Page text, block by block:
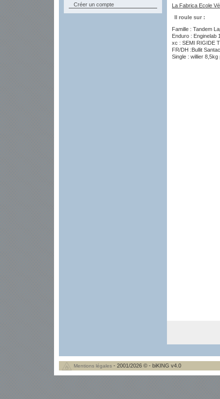
Créer un compte
La Fabrica Ecole
Il roule sur :
Famille : Tandem
Enduro : Enginelab
xc : SEMI RIGIDE
FR/DH :Bullit
Single : willier
Mentions légales - 2001/2026 © - biKING v4.0